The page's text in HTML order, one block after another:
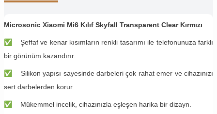
Microsonic Xiaomi Mi6 Kılıf Skyfall Transparent Clear Kırmızı
✅ Şeffaf ve kenar kısımların renkli tasarımı ile telefonunuza farklı
bir görünüm kazandırır.
✅ Silikon yapısı sayesinde darbeleri çok rahat emer ve cihazınızı
sert darbelerden korur.
✅ Mükemmel incelik, cihazınızla eşleşen harika bir dizayn.